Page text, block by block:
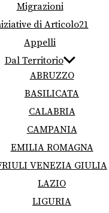
Migrazioni
di Articolo21
Appelli
Dal Territorio
ABRUZZO
BASILICATA
CALABRIA
CAMPANIA
EMILIA ROMAGNA
VENEZIA GIULIA
LAZIO
LIGURIA